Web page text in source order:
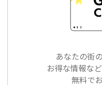
あなたの街
お得な情報な
無料で